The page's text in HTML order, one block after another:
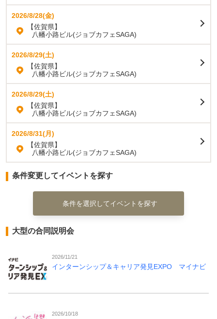
2026/8/28(金)
【佐賀県】
八幡小路ビル(ジョブカフェSAGA)
2026/8/29(土)
【佐賀県】
八幡小路ビル(ジョブカフェSAGA)
2026/8/29(土)
【佐賀県】
八幡小路ビル(ジョブカフェSAGA)
2026/8/31(月)
【佐賀県】
八幡小路ビル(ジョブカフェSAGA)
条件変更してイベントを探す
条件を選択してイベントを探す
大型の合同説明会
2026/11/21
インターンシップ＆キャリア発見EXPO マイナビ
2026/10/18